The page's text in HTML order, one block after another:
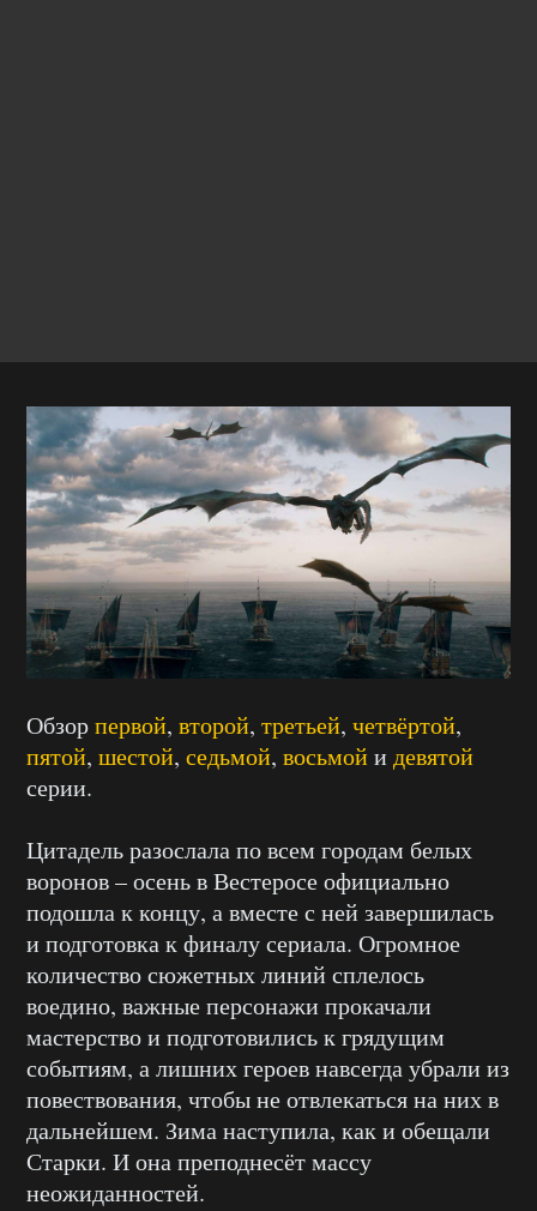
Обзорпервой, второй, третьей, четвёртой,
пятой, шестой, седьмой, восьмойи девятой
серии.
Цитадель разослала по всем городам белых
воронов – осень в Вестеросе официально
подошла к концу, а вместе с ней завершилась
и подготовка к финалу сериала. Огромное
количество сюжетных линий сплелось
воедино, важные персонажи прокачали
мастерство и подготовились к грядущим
событиям, а лишних героев навсегда убрали из
повествования, чтобы не отвлекаться на них в
дальнейшем. Зима наступила, как и обещали
Старки. И она преподнесёт массу
неожиданностей.